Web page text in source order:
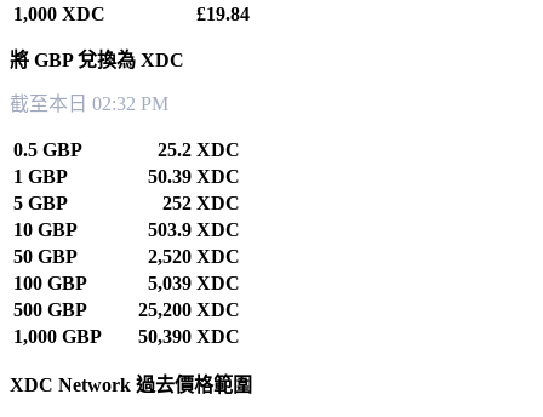
1,000 XDC
£19.84
將 GBP 兌換為 XDC
截至本日 02:32 PM
0.5 GBP
25.2 XDC
1 GBP
50.39 XDC
5 GBP
252 XDC
10 GBP
503.9 XDC
50 GBP
2,520 XDC
100 GBP
5,039 XDC
500 GBP
25,200 XDC
1,000 GBP
50,390 XDC
XDC Network 過去價格範圍